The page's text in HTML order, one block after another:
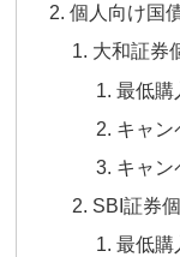
個人向け国
大和証券
最低購
キャン
キャン
SBI証券
最低購